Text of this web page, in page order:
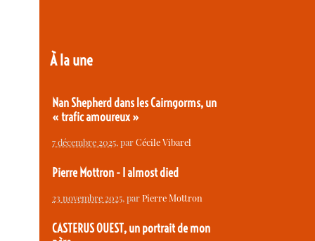
À la une
Nan Shepherd dans les Cairngorms, un
« trafic amoureux »
7 décembre 2025, parCécile Vibarel
Pierre Mottron - I almost died
23 novembre 2025, parPierre Mottron
CASTERUS OUEST, un portrait de mon